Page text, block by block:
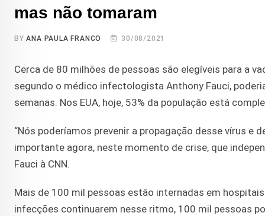
mas não tomaram
BYANA PAULA FRANCO 30/08/2021
Cerca de 80 milhões de pessoas são elegíveis para a
segundo o médico infectologista Anthony Fauci,
semanas. Nos EUA, hoje, 53% da população está
“Nós poderíamos prevenir a propagação desse vírus e
importante agora, neste momento de crise, que
Fauci à CNN.
Mais de 100 mil pessoas estão internadas em
infecções continuarem nesse ritmo, 100 mil pessoas